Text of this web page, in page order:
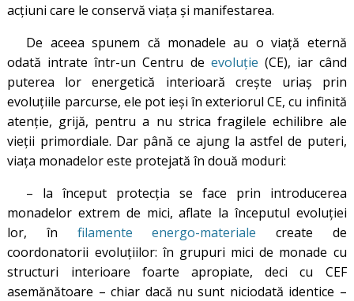
acțiuni care le conservă viața și manifestarea.
De aceea spunem că monadele au o viață eternă
odată intrate într-un Centru de evoluție (CE), iar când
puterea lor energetică interioară crește uriaș prin
evoluțiile parcurse, ele pot ieși în exteriorul CE, cu infinită
atenție, grijă, pentru a nu strica fragilele echilibre ale
vieții primordiale. Dar până ce ajung la astfel de puteri,
viața monadelor este protejată în două moduri:
– la început protecția se face prin introducerea
monadelor extrem de mici, aflate la începutul evoluției
lor, în filamente energo-materiale create de
coordonatorii evoluțiilor: în grupuri mici de monade cu
structuri interioare foarte apropiate, deci cu CEF
asemănătoare – chiar dacă nu sunt niciodată identice –